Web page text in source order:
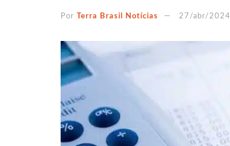
Por Terra Brasil Notícias 27/abr/2024